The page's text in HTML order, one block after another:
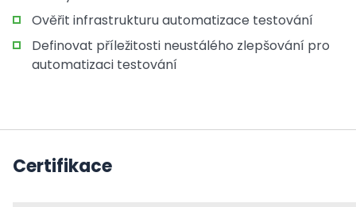
Ověřit infrastrukturu automatizace testování
Definovat příležitosti neustálého zlepšování pro
automatizaci testování
Certifikace